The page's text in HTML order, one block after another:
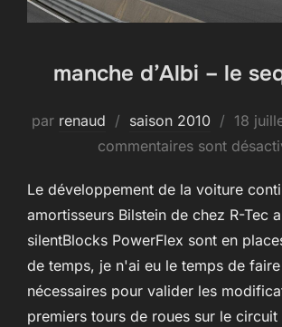
manche d’Albi – le
par renaud saison 2010
Publié
le
18
commentaires sont
Le développement de la voiture
amortisseurs Bilstein de chez R-Tec
silentBlocks PowerFlex sont en
de temps, je n'ai eu le temps de
nécessaires pour valider les
premiers tours de roues sur le circuit